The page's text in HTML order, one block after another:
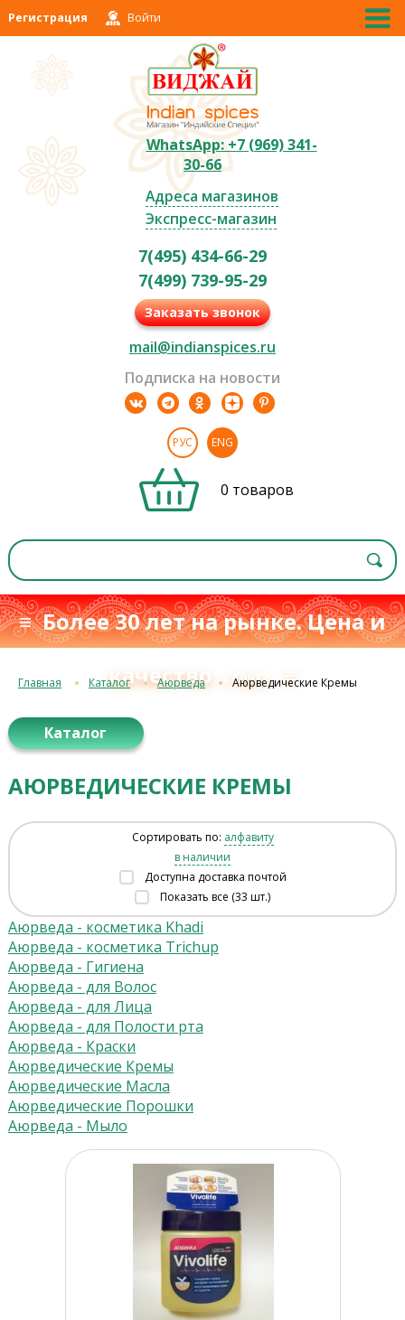
Регистрация Войти
WhatsApp: +7 (969) 341-
30-66
Адреса магазинов
Экспресс-магазин
7(495) 434-66-29
7(499) 739-95-29
Заказать звонок
mail@indianspices.ru
Подписка на новости
РУС ENG
0 товаров
≡ Более 30 лет на рынке. Цена и
качество с 1993 г.≡
Главная Каталог Аюрведа Аюрведические Кремы
Каталог
АЮРВЕДИЧЕСКИЕ КРЕМЫ
Сортировать по: алфавиту
в наличии
Доступна доставка почтой
Показать все (33 шт.)
Аюрведа - косметика Khadi
Аюрведа - косметика Trichup
Аюрведа - Гигиена
Аюрведа - для Волос
Аюрведа - для Лица
Аюрведа - для Полости рта
Аюрведа - Краски
Аюрведические Кремы
Аюрведические Масла
Аюрведические Порошки
Аюрведа - Мыло